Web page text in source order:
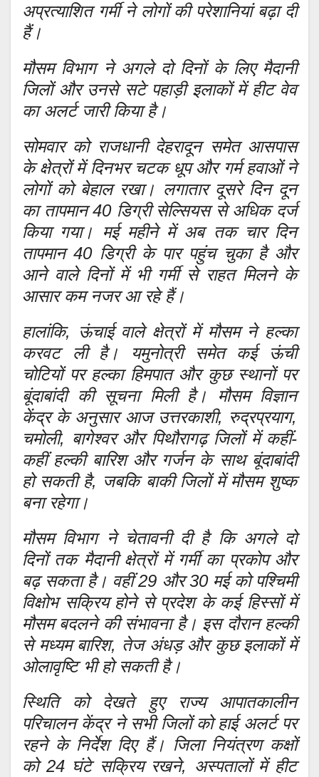
अप्रत्याशित गर्मी ने लोगों की परेशानियां बढ़ा दी
हैं।
मौसम विभाग ने अगले दो दिनों के लिए मैदानी
जिलों और उनसे सटे पहाड़ी इलाकों में हीट वेव
का अलर्ट जारी किया है।
सोमवार को राजधानी देहरादून समेत आसपास
के क्षेत्रों में दिनभर चटक धूप और गर्म हवाओं ने
लोगों को बेहाल रखा। लगातार दूसरे दिन दून
का तापमान 40 डिग्री सेल्सियस से अधिक दर्ज
किया गया। मई महीने में अब तक चार दिन
तापमान 40 डिग्री के पार पहुंच चुका है और
आने वाले दिनों में भी गर्मी से राहत मिलने के
आसार कम नजर आ रहे हैं।
हालांकि, ऊंचाई वाले क्षेत्रों में मौसम ने हल्का
करवट ली है। यमुनोत्री समेत कई ऊंची
चोटियों पर हल्का हिमपात और कुछ स्थानों पर
बूंदाबांदी की सूचना मिली है। मौसम विज्ञान
केंद्र के अनुसार आज उत्तरकाशी, रुद्रप्रयाग,
चमोली, बागेश्वर और पिथौरागढ़ जिलों में कहीं-
कहीं हल्की बारिश और गर्जन के साथ बूंदाबांदी
हो सकती है, जबकि बाकी जिलों में मौसम शुष्क
बना रहेगा।
मौसम विभाग ने चेतावनी दी है कि अगले दो
दिनों तक मैदानी क्षेत्रों में गर्मी का प्रकोप और
बढ़ सकता है। वहीं 29 और 30 मई को पश्चिमी
विक्षोभ सक्रिय होने से प्रदेश के कई हिस्सों में
मौसम बदलने की संभावना है। इस दौरान हल्की
से मध्यम बारिश, तेज अंधड़ और कुछ इलाकों में
ओलावृष्टि भी हो सकती है।
स्थिति को देखते हुए राज्य आपातकालीन
परिचालन केंद्र ने सभी जिलों को हाई अलर्ट पर
रहने के निर्देश दिए हैं। जिला नियंत्रण कक्षों
को 24 घंटे सक्रिय रखने, अस्पतालों में हीट